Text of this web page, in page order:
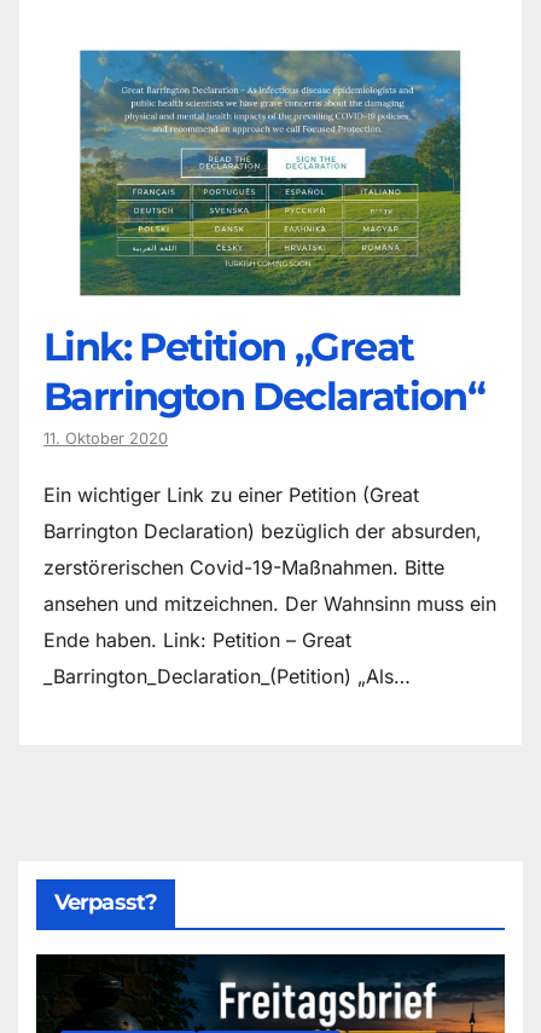
Link: Petition „Great
Barrington Declaration“
11. Oktober 2020
Ein wichtiger Link zu einer Petition (Great
Barrington Declaration) bezüglich der absurden,
zerstörerischen Covid-19-Maßnahmen. Bitte
ansehen und mitzeichnen. Der Wahnsinn muss ein
Ende haben. Link: Petition – Great
_Barrington_Declaration_(Petition) „Als…
Verpasst?